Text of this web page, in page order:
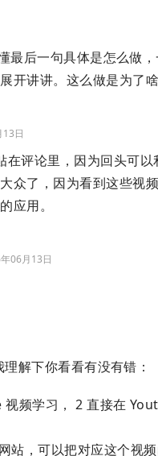
最后一句具体是怎么做
开讲讲。这么做是为了啥
日
在评论里，因为回头可
众了，因为看到这些视
应用。
06月13日
理解下你看看有没有错：
频学习， 2 直接在
站，可以把对应这个视